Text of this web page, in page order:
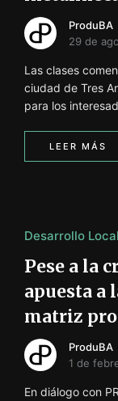
ProduBA
29 de
Las clases
ciudad de Tres
para los
LEER MÁS
Desarrollo Local
Pese a la
apuesta a
matriz
ProduBA
1 de
En diálogo con